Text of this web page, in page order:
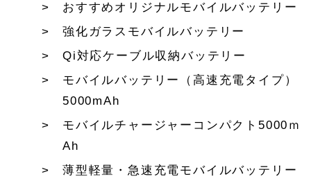
おすすめオリジナルモバイルバッテリー
強化ガラスモバイルバッテリー
Qi対応ケーブル収納バッテリー
モバイルバッテリー（高速充電タイプ）
5000mAh
モバイルチャージャーコンパクト5000ｍ
Ah
薄型軽量・急速充電モバイルバッテリー